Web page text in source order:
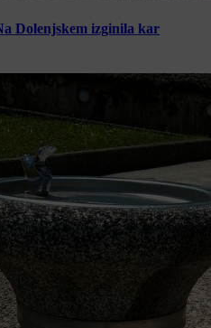
Dolenjskem izginila kar